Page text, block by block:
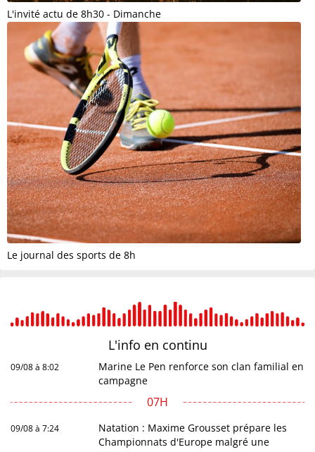
L'invité actu de 8h30 - Dimanche
Le journal des sports de 8h
L'info en continu
09/08 à 8:02
Marine Le Pen renforce son clan familial en
campagne
07H
09/08 à 7:24
Natation : Maxime Grousset prépare les
Championnats d'Europe malgré une